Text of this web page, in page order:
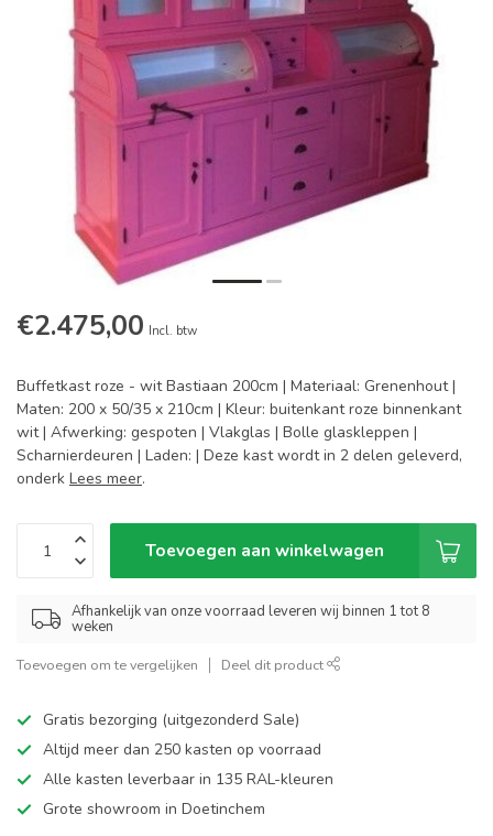
€2.475,00 Incl. btw
Buffetkast roze - wit Bastiaan 200cm | Materiaal: Grenenhout |
Maten: 200 x 50/35 x 210cm | Kleur: buitenkant roze binnenkant
wit | Afwerking: gespoten | Vlakglas | Bolle glaskleppen |
Scharnierdeuren | Laden: | Deze kast wordt in 2 delen geleverd,
onderk Lees meer.
Toevoegen aan winkelwagen
Afhankelijk van onze voorraad leveren wij binnen 1 tot 8
weken
Toevoegen om te vergelijken Deel dit product
Gratis bezorging (uitgezonderd Sale)
Altijd meer dan 250 kasten op voorraad
Alle kasten leverbaar in 135 RAL-kleuren
Grote showroom in Doetinchem